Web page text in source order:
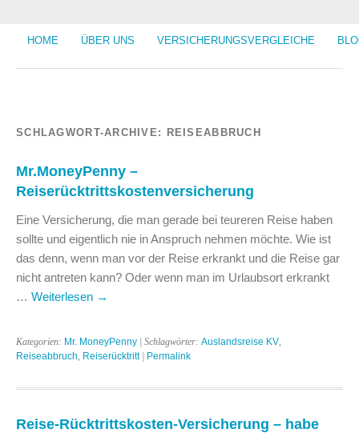
HOME ÜBER UNS VERSICHERUNGSVERGLEICHE
SCHLAGWORT-ARCHIVE: REISEABBRUCH
Mr.MoneyPenny –
Reiserücktrittskostenversicherung
Eine Versicherung, die man gerade bei teureren Reise haben
sollte und eigentlich nie in Anspruch nehmen möchte. Wie ist
das denn, wenn man vor der Reise erkrankt und die Reise gar
nicht antreten kann? Oder wenn man im Urlaubsort erkrankt
… Weiterlesen →
Kategorien: Mr. MoneyPenny | Schlagwörter: Auslandsreise KV,
Reiseabbruch, Reiserücktritt| Permalink
Reise-Rücktrittskosten-Versicherung – habe